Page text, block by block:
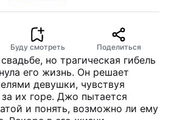
Буду смотреть Поделиться
но трагическая гибель
его жизнь. Он решает
девушки, чувствуя
за их горе. Джо пытается
и понять, возможно ли ему